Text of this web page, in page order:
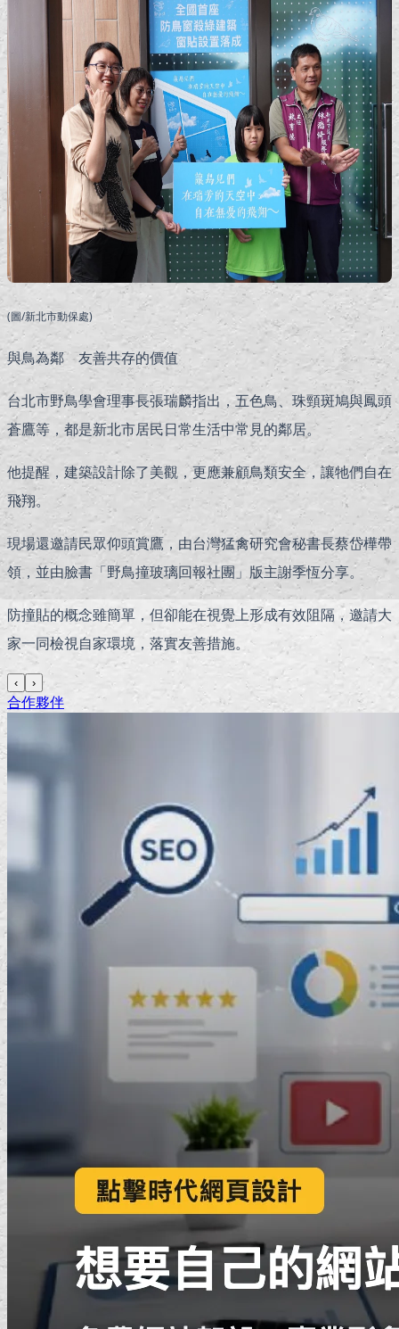
(圖/新北市動保處)
與鳥為鄰 友善共存的價值
台北市野鳥學會理事長張瑞麟指出，五色鳥、珠頸斑鳩與鳳頭
蒼鷹等，都是新北市居民日常生活中常見的鄰居。
他提醒，建築設計除了美觀，更應兼顧鳥類安全，讓牠們自在
飛翔。
現場還邀請民眾仰頭賞鷹，由台灣猛禽研究會秘書長蔡岱樺帶
領，並由臉書「野鳥撞玻璃回報社團」版主謝季恆分享。
防撞貼的概念雖簡單，但卻能在視覺上形成有效阻隔，邀請大
家一同檢視自家環境，落實友善措施。
‹ ›
合作夥伴